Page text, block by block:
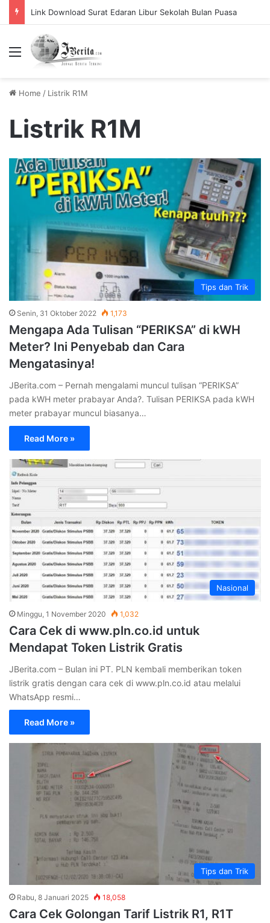
Link Download Surat Edaran Libur Sekolah Bulan Puasa
Menu
Home / Listrik R1M
Listrik R1M
Tips dan Trik
Senin, 31 Oktober 2022 1,173
Mengapa Ada Tulisan “PERIKSA” di kWH
Meter? Ini Penyebab dan Cara
Mengatasinya!
JBerita.com – Pernah mengalami muncul tulisan “PERIKSA”
pada kWH meter prabayar Anda?. Tulisan PERIKSA pada kWH
meter prabayar muncul biasanya…
Read More »
Nasional
Minggu, 1 November 2020 1,032
Cara Cek di www.pln.co.id untuk
Mendapat Token Listrik Gratis
JBerita.com – Bulan ini PT. PLN kembali memberikan token
listrik gratis dengan cara cek di www.pln.co.id atau melalui
WhatsApp resmi…
Read More »
Tips dan Trik
Rabu, 8 Januari 2025 18,058
Cara Cek Golongan Tarif Listrik R1, R1T